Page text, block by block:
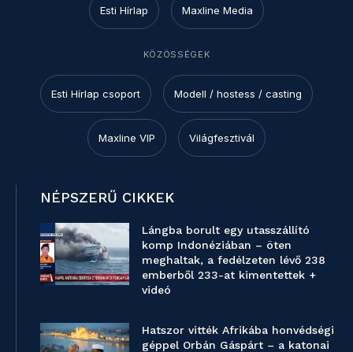
Esti Hírlap Maxline Media
KÖZÖSSÉGEK
Esti Hírlap csoport Modell / hostess / casting
Maxline VIP Világfesztivál
NÉPSZERŰ CIKKEK
Lángba borult egy utasszállító
komp Indonéziában – öten
meghaltak, a fedélzeten lévő 238
emberből 233-at kimentettek +
videó
Hatszor vitték Afrikába honvédségi
géppel Orbán Gáspárt – a katonai